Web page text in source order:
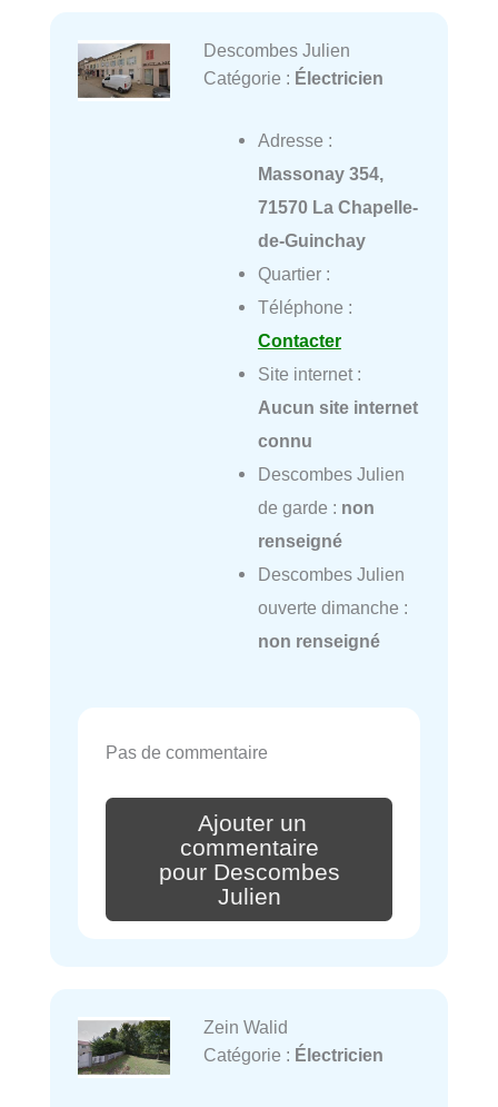
Descombes Julien
Catégorie : Électricien
Adresse :
Massonay 354,
71570 La Chapelle-
de-Guinchay
Quartier :
Téléphone :
Contacter
Site internet :
Aucun site internet
connu
Descombes Julien
de garde : non
renseigné
Descombes Julien
ouverte dimanche :
non renseigné
Pas de commentaire
Ajouter un
commentaire
pour Descombes
Julien
Zein Walid
Catégorie : Électricien